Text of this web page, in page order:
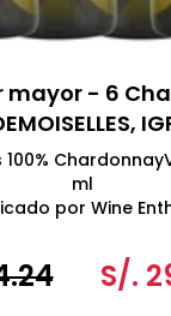
mayor - 6
750 ML
ml
por Wine
alcohólicas en
para la salud
S/.